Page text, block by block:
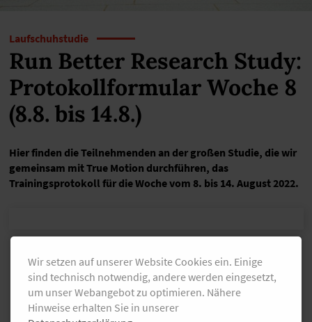
Laufschuhstudie
Run Better Research Study:
Protokollformular Woche 8
(8.8. bis 14.8.)
Hier finden die Teilnehmenden an der großen Studie, die wir
gemeinsam mit True Motion durchführen, das
Trainingsprotokoll für die Woche vom 8. bis 14. August 2022.
E-Mail-Adresse
Wir setzen auf unserer Website Cookies ein. Einige
sind technisch notwendig, andere werden eingesetzt,
um unser Webangebot zu optimieren. Nähere
Hinweise erhalten Sie in unserer